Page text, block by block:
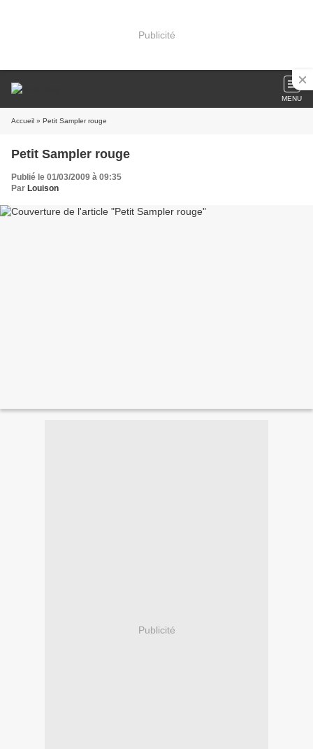
Publicité
MENU
Accueil » Petit Sampler rouge
Petit Sampler rouge
Publié le 01/03/2009 à 09:35
Par Louison
Publicité